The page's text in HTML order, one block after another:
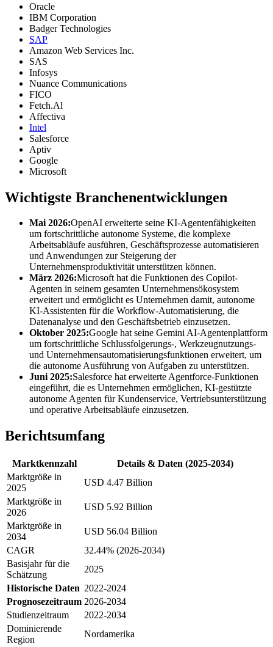
Oracle
IBM Corporation
Badger Technologies
SAP
Amazon Web Services Inc.
SAS
Infosys
Nuance Communications
FICO
Fetch.Al
Affectiva
Intel
Salesforce
Aptiv
Google
Microsoft
Wichtigste Branchenentwicklungen
Mai 2026:OpenAI erweiterte seine KI-Agentenfähigkeiten
um fortschrittliche autonome Systeme, die komplexe
Arbeitsabläufe ausführen, Geschäftsprozesse automatisieren
und Anwendungen zur Steigerung der
Unternehmensproduktivität unterstützen können.
März 2026:Microsoft hat die Funktionen des Copilot-
Agenten in seinem gesamten Unternehmensökosystem
erweitert und ermöglicht es Unternehmen damit, autonome
KI-Assistenten für die Workflow-Automatisierung, die
Datenanalyse und den Geschäftsbetrieb einzusetzen.
Oktober 2025:Google hat seine Gemini AI-Agentenplattform
um fortschrittliche Schlussfolgerungs-, Werkzeugnutzungs-
und Unternehmensautomatisierungsfunktionen erweitert, um
die autonome Ausführung von Aufgaben zu unterstützen.
Juni 2025:Salesforce hat erweiterte Agentforce-Funktionen
eingeführt, die es Unternehmen ermöglichen, KI-gestützte
autonome Agenten für Kundenservice, Vertriebsunterstützung
und operative Arbeitsabläufe einzusetzen.
Berichtsumfang
Marktkennzahl
Details & Daten (2025-2034)
Marktgröße in
2025
USD 4.47 Billion
Marktgröße in
2026
USD 5.92 Billion
Marktgröße in
2034
USD 56.04 Billion
CAGR
32.44% (2026-2034)
Basisjahr für die
Schätzung
2025
Historische Daten 2022-2024
Prognosezeitraum 2026-2034
Studienzeitraum
2022-2034
Dominierende
Region
Nordamerika